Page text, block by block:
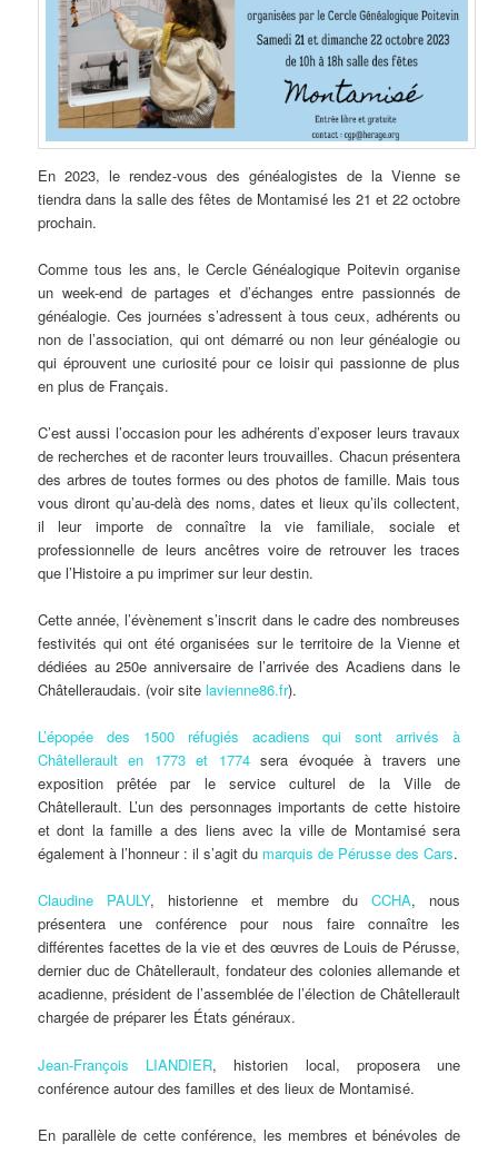
En 2023, le rendez-vous des généalogistes de la Vienne se
tiendra dans la salle des fêtes de Montamisé les 21 et 22 octobre
prochain.
Comme tous les ans, le Cercle Généalogique Poitevin organise
un week-end de partages et d’échanges entre passionnés de
généalogie. Ces journées s’adressent à tous ceux, adhérents ou
non de l’association, qui ont démarré ou non leur généalogie ou
qui éprouvent une curiosité pour ce loisir qui passionne de plus
en plus de Français.
C’est aussi l’occasion pour les adhérents d’exposer leurs travaux
de recherches et de raconter leurs trouvailles. Chacun présentera
des arbres de toutes formes ou des photos de famille. Mais tous
vous diront qu’au-delà des noms, dates et lieux qu’ils collectent,
il leur importe de connaître la vie familiale, sociale et
professionnelle de leurs ancêtres voire de retrouver les traces
que l’Histoire a pu imprimer sur leur destin.
Cette année, l’évènement s’inscrit dans le cadre des nombreuses
festivités qui ont été organisées sur le territoire de la Vienne et
dédiées au 250e anniversaire de l’arrivée des Acadiens dans le
Châtelleraudais. (voir sitelavienne86.fr).
L’épopée des 1500 réfugiés acadiens qui sont arrivés à
Châtellerault en 1773 et 1774sera évoquée à travers une
exposition prêtée par le service culturel de la Ville de
Châtellerault. L’un des personnages importants de cette histoire
et dont la famille a des liens avec la ville de Montamisé sera
également à l’honneur : il s’agit du marquis de Pérusse des Cars.
Claudine PAULY, historienne et membre du CCHA, nous
présentera une conférence pour nous faire connaître les
différentes facettes de la vie et des œuvres de Louis de Pérusse,
dernier duc de Châtellerault, fondateur des colonies allemande et
acadienne, président de l’assemblée de l’élection de Châtellerault
chargée de préparer les États généraux.
Jean-François LIANDIER, historien local, proposera une
conférence autour des familles et des lieux de Montamisé.
En parallèle de cette conférence, les membres et bénévoles de